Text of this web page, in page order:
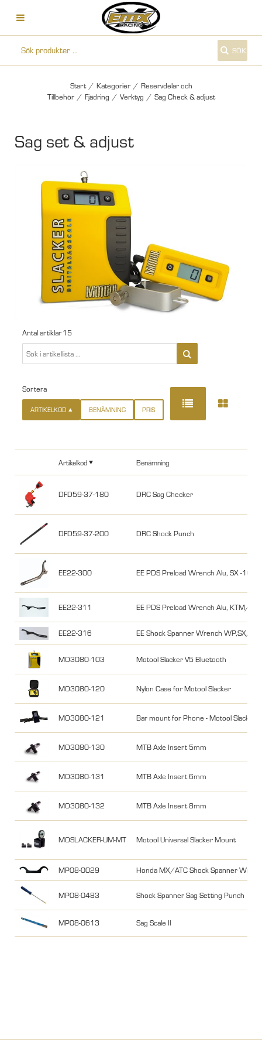
SÖK
Start / Kategorier / Reservdelar och
Tillbehör / Fjädring / Verktyg / Sag Check & adjust
Sag set & adjust
Antal artiklar 15
Sortera
ARTIKELKOD BENÄMNING PRIS
Artikelkod Benämning
DFD59-37-180 DRC Sag Checker
DFD59-37-200 DRC Shock Punch
EE22-300 EE PDS Preload Wrench Alu, SX -10,
EE22-311 EE PDS Preload Wrench Alu, KTM/
EE22-316 EE Shock Spanner Wrench WP,SX/
MO3080-103 Motool Slacker V5 Bluetooth
MO3080-120 Nylon Case for Motool Slacker
MO3080-121 Bar mount for Phone - Motool Slacker
MO3080-130 MTB Axle Insert 5mm
MO3080-131 MTB Axle Insert 6mm
MO3080-132 MTB Axle Insert 8mm
MOSLACKER-UM-MT Motool Universal Slacker Mount
MP08-0029 Honda MX/ATC Shock Spanner
MP08-0483 Shock Spanner Sag Setting Punch
MP08-0613 Sag Scale II